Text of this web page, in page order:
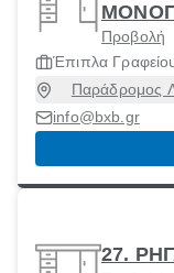
Προβολή
Έπιπλα
Παράδρομος
info@bxb.gr
27.